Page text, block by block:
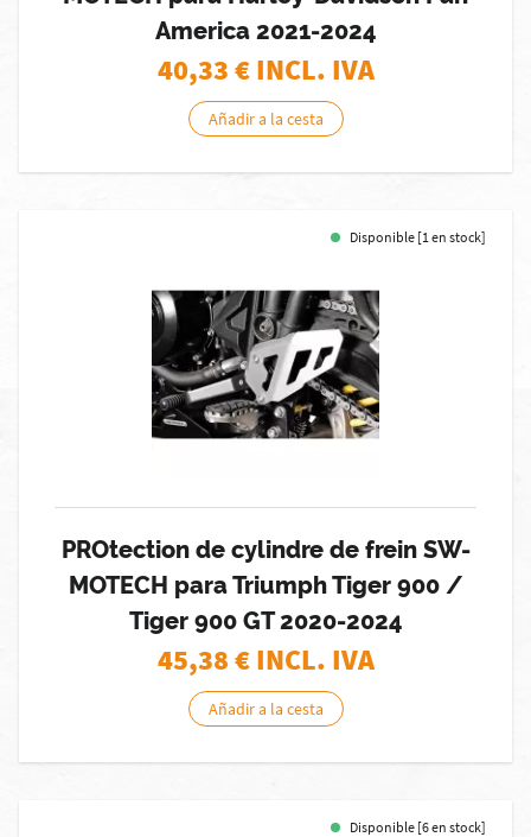
America 2021-2024
40,33€ INCL. IVA
Añadir a la cesta
Disponible [1 en stock]
PROtection de cylindre de frein SW-
MOTECH para Triumph Tiger 900 /
Tiger 900 GT 2020-2024
45,38€ INCL. IVA
Añadir a la cesta
Disponible [6 en stock]